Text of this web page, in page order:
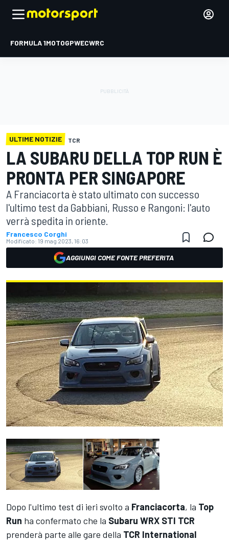
FORMULA 1MOTOGPWECWRC
ULTIME NOTIZIE TCR
LA SUBARU DELLA TOP RUN È
PRONTA PER SINGAPORE
A Franciacorta è stato ultimato con successo
l'ultimo test da Gabbiani, Russo e Rangoni: l'auto
verrà spedita in oriente.
Francesco Corghi
Modificato: 19 mag 2023, 16:03
AGGIUNGI COME FONTE PREFERITA
Dopo l'ultimo test di ieri svolto a Franciacorta, la Top
Run ha confermato che la Subaru WRX STI TCR
prenderà parte alle gare della TCR International